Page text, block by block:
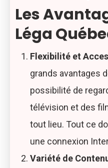
Les
Léga
Flexibilité et
grands avantages
possibilité de
télévision et des
tout lieu. Tout ce
une connexion
Variété de